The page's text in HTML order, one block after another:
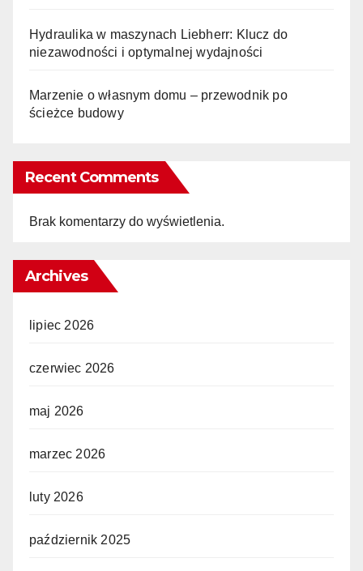
Hydraulika w maszynach Liebherr: Klucz do
niezawodności i optymalnej wydajności
Marzenie o własnym domu – przewodnik po
ścieżce budowy
Recent Comments
Brak komentarzy do wyświetlenia.
Archives
lipiec 2026
czerwiec 2026
maj 2026
marzec 2026
luty 2026
październik 2025